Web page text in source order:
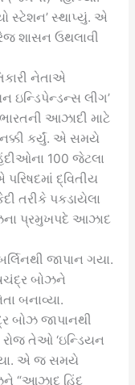
સ્ટેશન’ સ્થાપ્યું. એ
શાસન ઉથલાવી
નેતાએ
ઇન્ડિપેન્ડન્સ લીગ’
આઝાદી માટે
કર્યું. એ સમયે
100 જેટલા
દ્વિતીય
તરીકે પકડાયેલા
પ્રમુખપદે આઝાદ
જાપાન ગયા.
બોઝને
બનાવ્યા.
બોઝ જાપાનથી
રોજ તેઓ ‘ઇન્ડિયન
એ જ સમયે
“આઝાદ હિંદ